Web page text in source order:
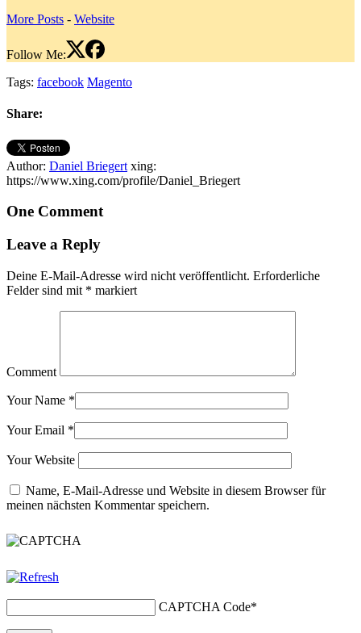
More Posts - Website
Follow Me:
Tags: facebook Magento
Share:
Author: Daniel Briegert xing:
https://www.xing.com/profile/Daniel_Briegert
One Comment
Leave a Reply
Deine E-Mail-Adresse wird nicht veröffentlicht. Erforderliche
Felder sind mit * markiert
Comment
Your Name *
Your Email *
Your Website
Name, E-Mail-Adresse und Website in diesem Browser für
meinen nächsten Kommentar speichern.
CAPTCHA Code*